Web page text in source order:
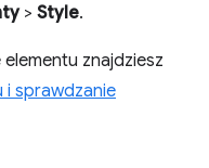
> Style.
znajdziesz
i sprawdzanie